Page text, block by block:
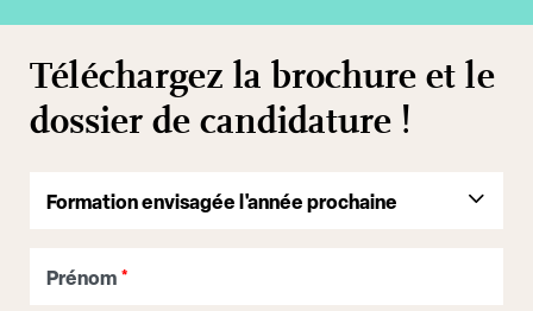
Téléchargez la brochure et le
dossier de candidature !
Prénom *